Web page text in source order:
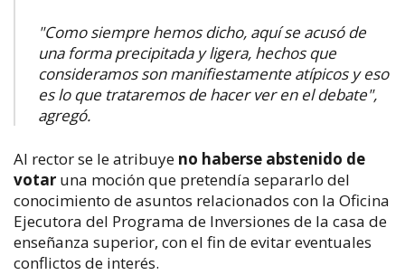
"Como siempre hemos dicho, aquí se acusó de
una forma precipitada y ligera, hechos que
consideramos son manifiestamente atípicos y eso
es lo que trataremos de hacer ver en el debate",
agregó.
Al rector se le atribuye no haberse abstenido de
votar una moción que pretendía separarlo del
conocimiento de asuntos relacionados con la Oficina
Ejecutora del Programa de Inversiones de la casa de
enseñanza superior, con el fin de evitar eventuales
conflictos de interés.